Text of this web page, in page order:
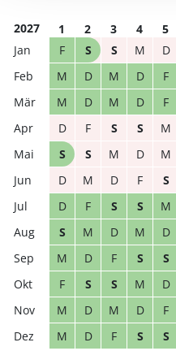
2027 1 2 3 4 5
F
S S M D
M
D M D F
M
D M D F
D
F S S M
S
S M D M
D
M D F S
D
F S S M
S
M D M D
M
D F S S
F
S S M D
M
D M D F
M
D F S S